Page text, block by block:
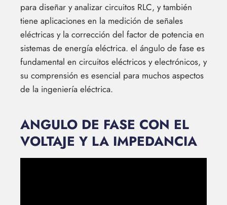
para diseñar y analizar circuitos RLC, y también
tiene aplicaciones en la medición de señales
eléctricas y la corrección del factor de potencia en
sistemas de energía eléctrica. el ángulo de fase es
fundamental en circuitos eléctricos y electrónicos, y
su comprensión es esencial para muchos aspectos
de la ingeniería eléctrica.
ANGULO DE FASE CON EL
VOLTAJE Y LA IMPEDANCIA